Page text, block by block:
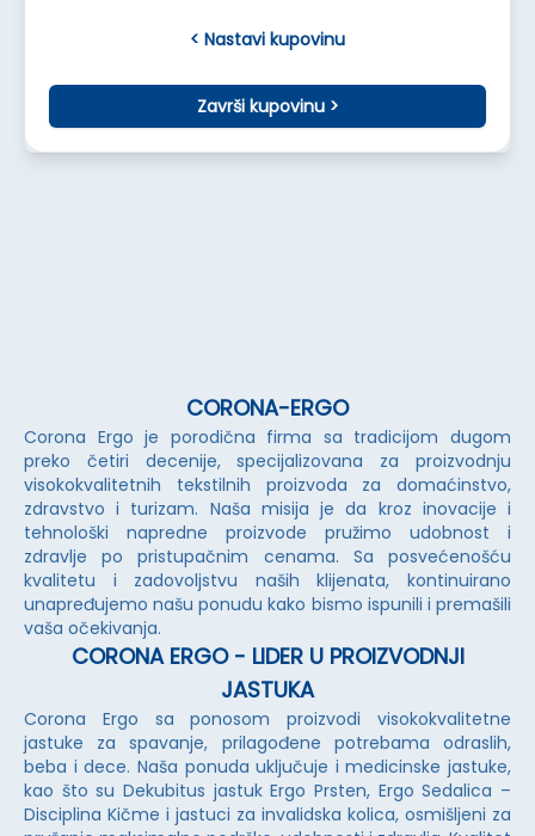
< Nastavi kupovinu
Završi kupovinu >
CORONA-ERGO
Corona Ergo je porodična firma sa tradicijom dugom
preko četiri decenije, specijalizovana za proizvodnju
visokokvalitetnih tekstilnih proizvoda za domaćinstvo,
zdravstvo i turizam. Naša misija je da kroz inovacije i
tehnološki napredne proizvode pružimo udobnost i
zdravlje po pristupačnim cenama. Sa posvećenošću
kvalitetu i zadovoljstvu naših klijenata, kontinuirano
unapređujemo našu ponudu kako bismo ispunili i premašili
vaša očekivanja.
CORONA ERGO - LIDER U PROIZVODNJI
JASTUKA
Corona Ergo sa ponosom proizvodi visokokvalitetne
jastuke za spavanje, prilagođene potrebama odraslih,
beba i dece. Naša ponuda uključuje i medicinske jastuke,
kao što su Dekubitus jastuk Ergo Prsten, Ergo Sedalica –
Disciplina Kičme i jastuci za invalidska kolica, osmišljeni za